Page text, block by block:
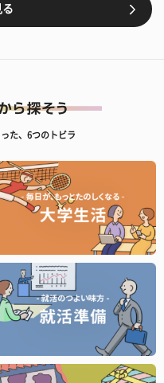
る
た、6つのトビラ